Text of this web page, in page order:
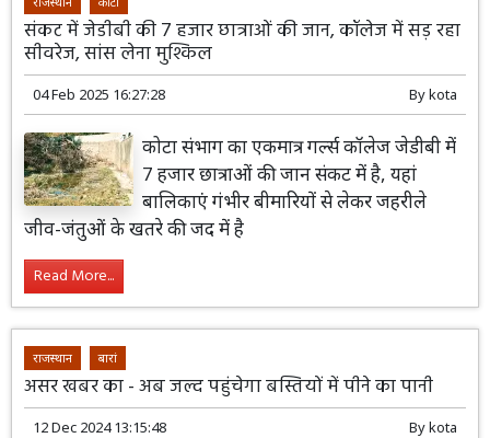
संकट में जेडीबी की 7 हजार छात्राओं की जान, कॉलेज में सड़ रहा
सीवरेज, सांस लेना मुश्किल
04 Feb 2025 16:27:28 Bykota
कोटा संभाग का एकमात्र गर्ल्स कॉलेज जेडीबी में
7 हजार छात्राओं की जान संकट में है, यहां
बालिकाएं गंभीर बीमारियों से लेकर जहरीले
जीव-जंतुओं के खतरे की जद में है
Read More...
राजस्थान बारां
असर खबर का - अब जल्द पहुंचेगा बस्तियों में पीने का पानी
12 Dec 2024 13:15:48 Bykota